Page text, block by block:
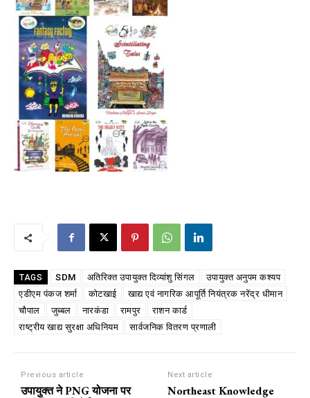
TAGS SDM अतिरिक्त उपायुक्त दिव्यांशु सिंगल
उपायुक्त अनुपम कश्यप
एडीएम पंकज शर्मा
कोटखाई
खाद्य एवं नागरिक आपूर्ति नियंत्रक नरेंद्र धीमान
चौपाल
जुब्बल नारकंडा रामपुर
राशन कार्ड
राष्ट्रीय खाद्य सुरक्षा अधिनियम
सार्वजनिक वितरण प्रणाली
Previous article
उपायुक्त ने PNG योजना पर
Next article
Northeast Knowledge